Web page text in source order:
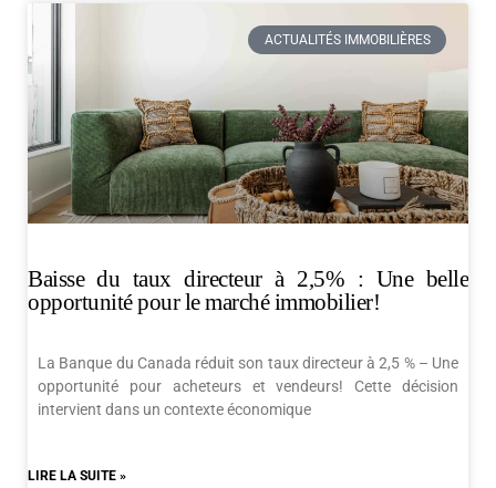
ACTUALITÉS IMMOBILIÈRES
Baisse du taux directeur à 2,5% : Une belle
opportunité pour le marché immobilier!
La Banque du Canada réduit son taux directeur à 2,5 % – Une
opportunité pour acheteurs et vendeurs! Cette décision
intervient dans un contexte économique
LIRE LA SUITE »